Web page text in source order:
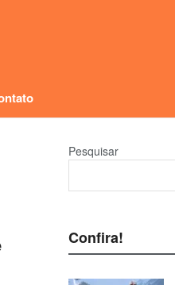
Pesquisar
Confira!